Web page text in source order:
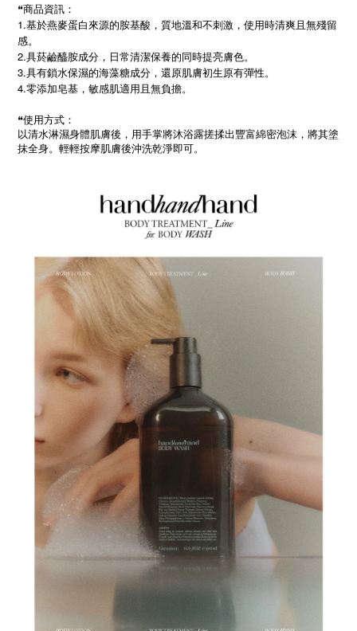
❝商品資訊：
1.基於燕麥蛋白來源的胺基酸，質地溫和不刺激，使用時清爽且無殘留
感。
2.具菸鹼醯胺成分，日常清潔保養的同時提亮膚色。
3.具有鎖水保濕的海藻糖成分，還原肌膚初生原有彈性。
4.零添加皂基，敏感肌適用且無負擔。
❝使用方式：
以清水淋濕身體肌膚後，用手掌將沐浴露搓揉出豐富綿密泡沫，將其塗
抹全身。輕輕按摩肌膚後沖洗乾淨即可。